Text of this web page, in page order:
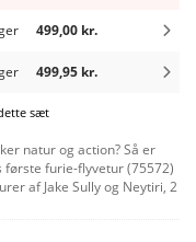
499,00 kr.
499,95 kr.
sæt
natur og action? Så er
første furie-flyvetur (75572)
af Jake Sully og Neytiri, 2
for én eller flere